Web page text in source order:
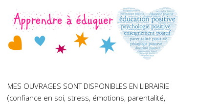
MES OUVRAGES SONT DISPONIBLES EN LIBRAIRIE
(confiance en soi, stress, émotions, parentalité,